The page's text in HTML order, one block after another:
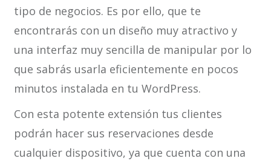
tipo de negocios. Es por ello, que te
encontrarás con un diseño muy atractivo y
una interfaz muy sencilla de manipular por lo
que sabrás usarla eficientemente en pocos
minutos instalada en tu WordPress.
Con esta potente extensión tus clientes
podrán hacer sus reservaciones desde
cualquier dispositivo, ya que cuenta con una